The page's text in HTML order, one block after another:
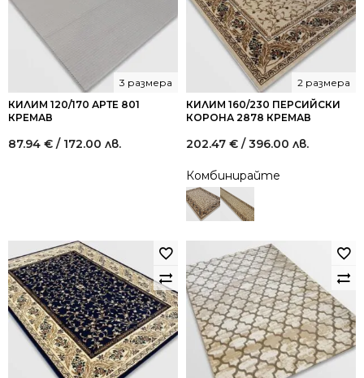
КИЛИМ 120/170 АРТЕ 801
КРЕМАВ
3 размера
87.94 € / 172.00 лв.
КИЛИМ 160/230 ПЕРСИЙСКИ
КОРОНА 2878 КРЕМАВ
2 размера
202.47 € / 396.00 лв.
Комбинирайте